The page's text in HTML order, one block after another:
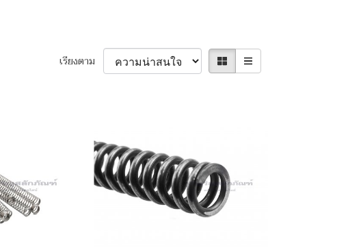
เรียงตาม